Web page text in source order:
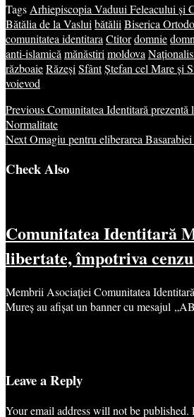
Tags Arhiepiscopia Vaduui Feleacului și
Bătălia de la Vaslui bătălii Biserica
comunitatea identitara Ctitordomnie
anti-islamică mănăstiri moldova
războaieRăzeși SfântȘtefan cel Mare și
voievod
PreviousComunitatea Identitară prezentă
Normalitate
NextOmagiu pentru eliberarea
Check Also
Comunitatea Identitară
libertate, împotriva
Membrii Asociației Comunitatea
Mureș au afișat un banner cu mesajul
Leave a Reply
Your email address will not be published.